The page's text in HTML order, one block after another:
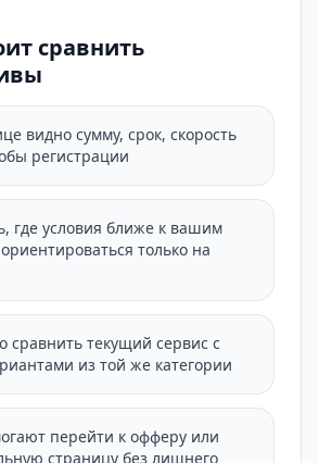
сравнить
видно сумму, срок, скорость
регистрации
где условия ближе к вашим
только на
сравнить текущий сервис с
из той же категории
перейти к офферу или
страницу без лишнего